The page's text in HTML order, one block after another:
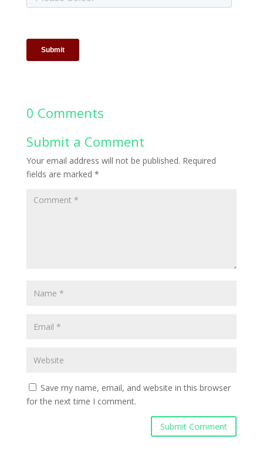
0 Comments
Submit a Comment
Your email address will not be published. Required
fields are marked *
Save my name, email, and website in this browser
for the next time I comment.
Submit Comment